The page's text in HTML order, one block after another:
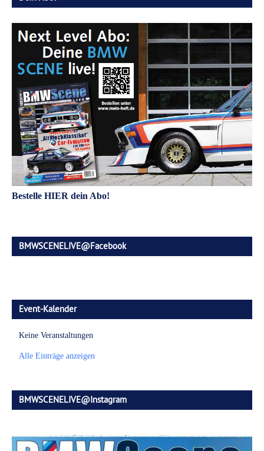
Bestelle HIER dein Abo!
BMWSCENELIVE@Facebook
Event-Kalender
Keine Veranstaltungen
Alle Einträge anzeigen
BMWSCENELIVE@Instagram